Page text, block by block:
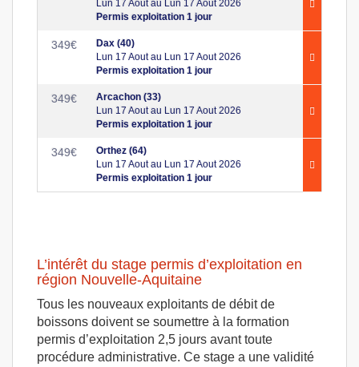
Lun 17 Aout au Lun 17 Aout 2026
Permis exploitation 1 jour
349€
Dax (40)
Lun 17 Aout au Lun 17 Aout 2026
Permis exploitation 1 jour
349€
Arcachon (33)
Lun 17 Aout au Lun 17 Aout 2026
Permis exploitation 1 jour
349€
Orthez (64)
Lun 17 Aout au Lun 17 Aout 2026
Permis exploitation 1 jour
L’intérêt du stage permis d’exploitation en
région Nouvelle-Aquitaine
Tous les nouveaux exploitants de débit de
boissons doivent se soumettre à la formation
permis d’exploitation 2,5 jours avant toute
procédure administrative. Ce stage a une validité